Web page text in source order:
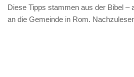
Diese Tipps stammen aus der Bibel –
an die Gemeinde in Rom.